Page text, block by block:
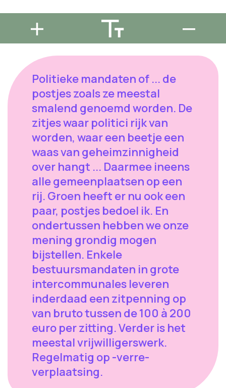
Politieke mandaten of ... de
postjes zoals ze meestal
smalend genoemd worden. De
zitjes waar politici rijk van
worden, waar een beetje een
waas van geheimzinnigheid
over hangt ... Daarmee ineens
alle gemeenplaatsen op een
rij. Groen heeft er nu ook een
paar, postjes bedoel ik. En
ondertussen hebben we onze
mening grondig mogen
bijstellen. Enkele
bestuursmandaten in grote
intercommunales leveren
inderdaad een zitpenning op
van bruto tussen de 100 à 200
euro per zitting. Verder is het
meestal vrijwilligerswerk.
Regelmatig op -verre-
verplaatsing.